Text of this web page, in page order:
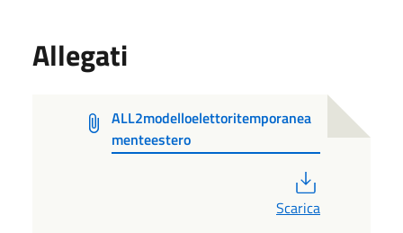
Allegati
ALL2modelloelettoritemporanea
menteestero
Scarica